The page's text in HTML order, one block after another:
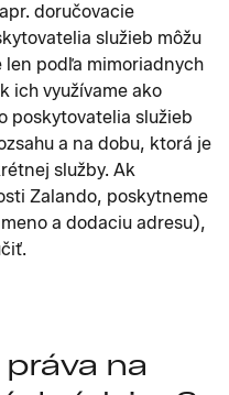
doručovacie
služieb môžu
len podľa mimoriadnych
ich využívame ako
poskytovatelia služieb
a na dobu, ktorá je
služby. Ak
Zalando, poskytneme
a dodaciu adresu),
práva na